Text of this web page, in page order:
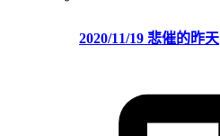
2020/11/19 悲催的昨天